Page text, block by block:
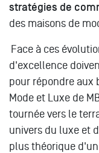
stratégies de
des maisons de
Face à ces
d'excellence
pour répondre aux
Mode et Luxe de
tournée vers le
univers du luxe et
plus théorique d'un